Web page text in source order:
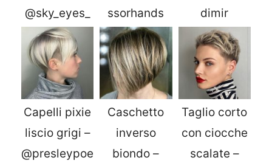
@sky_eyes_
ssorhands
dimir
Capelli pixie
liscio grigi –
@presleypoe
Caschetto
inverso
biondo –
Taglio corto
con ciocche
scalate –